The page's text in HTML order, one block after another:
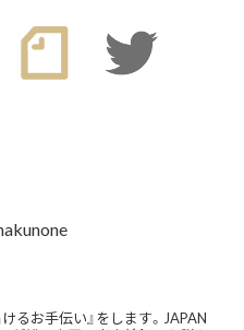
るお手伝い』をします。JAPAN